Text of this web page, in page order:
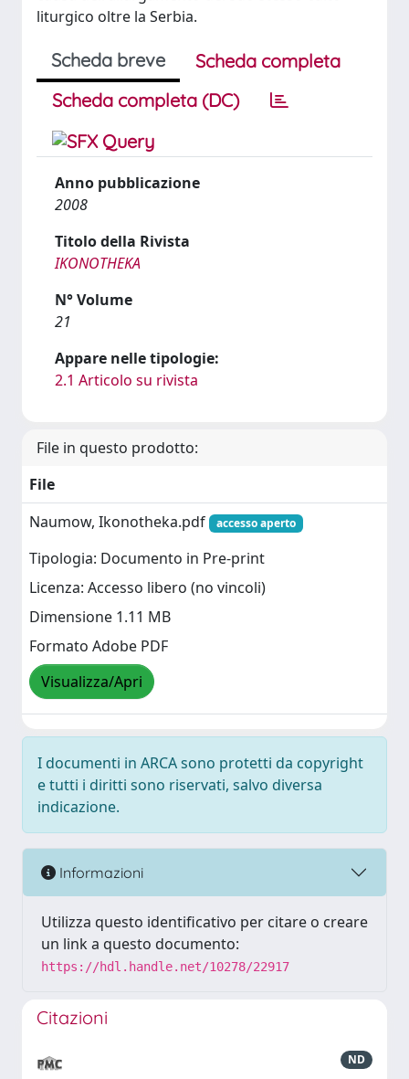
liturgico oltre la Serbia.
Scheda breve
Scheda completa
Scheda completa (DC)
Anno pubblicazione
2008
Titolo della Rivista
IKONOTHEKA
N° Volume
21
Appare nelle tipologie:
2.1 Articolo su rivista
File in questo prodotto:
File
Naumow, Ikonotheka.pdf
accesso aperto
Tipologia: Documento in Pre-print
Licenza: Accesso libero (no vincoli)
Dimensione 1.11 MB
Formato Adobe PDF
Visualizza/Apri
I documenti in ARCA sono protetti da copyright
e tutti i diritti sono riservati, salvo diversa
indicazione.
Informazioni
Utilizza questo identificativo per citare o creare
un link a questo documento:
https://hdl.handle.net/10278/22917
Citazioni
ND